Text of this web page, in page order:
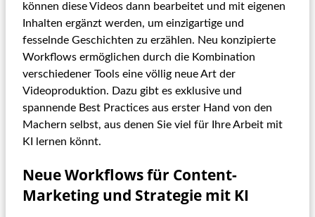
können diese Videos dann bearbeitet und mit eigenen
Inhalten ergänzt werden, um einzigartige und
fesselnde Geschichten zu erzählen. Neu konzipierte
Workflows ermöglichen durch die Kombination
verschiedener Tools eine völlig neue Art der
Videoproduktion. Dazu gibt es exklusive und
spannende Best Practices aus erster Hand von den
Machern selbst, aus denen Sie viel für Ihre Arbeit mit
KI lernen könnt.
Neue Workflows für Content-
Marketing und Strategie mit KI